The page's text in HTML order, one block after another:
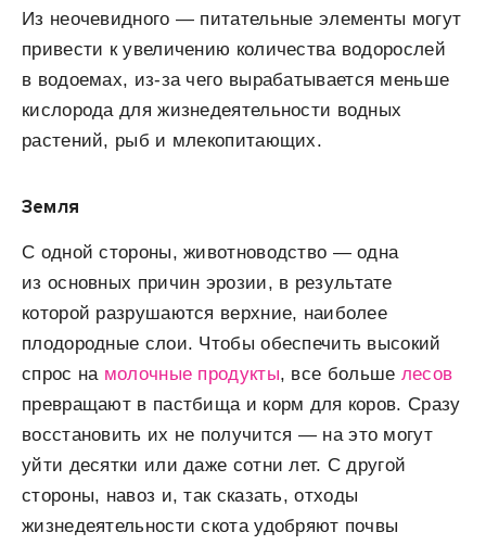
Из неочевидного — питательные элементы могут
привести к увеличению количества водорослей
в водоемах, из-за чего вырабатывается меньше
кислорода для жизнедеятельности водных
растений, рыб и млекопитающих.
Земля
С одной стороны, животноводство — одна
из основных причин эрозии, в результате
которой разрушаются верхние, наиболее
плодородные слои. Чтобы обеспечить высокий
спрос на молочные продукты, все больше лесов
превращают в пастбища и корм для коров. Сразу
восстановить их не получится — на это могут
уйти десятки или даже сотни лет. С другой
стороны, навоз и, так сказать, отходы
жизнедеятельности скота удобряют почвы